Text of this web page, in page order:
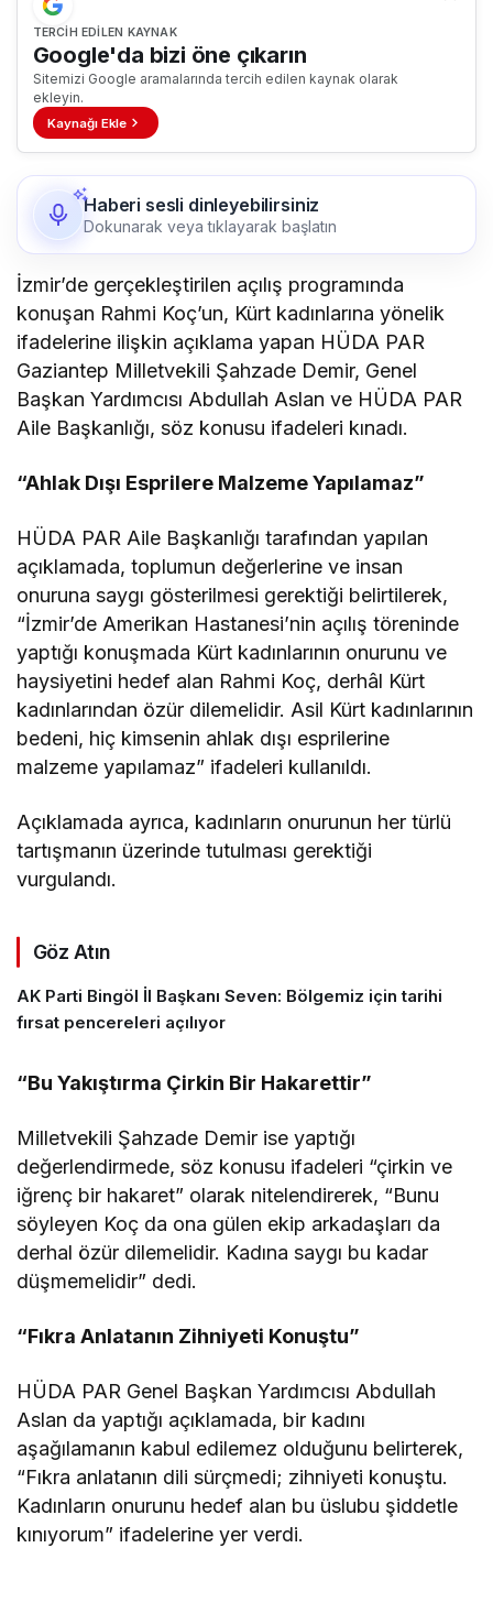
TERCIH EDILEN KAYNAK
Google'da bizi öne çıkarın
Sitemizi Google aramalarında tercih edilen kaynak olarak
ekleyin.
Kaynağı Ekle
Haberi sesli dinleyebilirsiniz
Dokunarak veya tıklayarak başlatın
İzmir’de gerçekleştirilen açılış programında
konuşan Rahmi Koç’un, Kürt kadınlarına yönelik
ifadelerine ilişkin açıklama yapan HÜDA PAR
Gaziantep Milletvekili Şahzade Demir, Genel
Başkan Yardımcısı Abdullah Aslan ve HÜDA PAR
Aile Başkanlığı, söz konusu ifadeleri kınadı.
“Ahlak Dışı Esprilere Malzeme Yapılamaz”
HÜDA PAR Aile Başkanlığı tarafından yapılan
açıklamada, toplumun değerlerine ve insan
onuruna saygı gösterilmesi gerektiği belirtilerek,
“İzmir’de Amerikan Hastanesi’nin açılış töreninde
yaptığı konuşmada Kürt kadınlarının onurunu ve
haysiyetini hedef alan Rahmi Koç, derhâl Kürt
kadınlarından özür dilemelidir. Asil Kürt kadınlarının
bedeni, hiç kimsenin ahlak dışı esprilerine
malzeme yapılamaz” ifadeleri kullanıldı.
Açıklamada ayrıca, kadınların onurunun her türlü
tartışmanın üzerinde tutulması gerektiği
vurgulandı.
Göz Atın
AK Parti Bingöl İl Başkanı Seven: Bölgemiz için tarihi
fırsat pencereleri açılıyor
“Bu Yakıştırma Çirkin Bir Hakarettir”
Milletvekili Şahzade Demir ise yaptığı
değerlendirmede, söz konusu ifadeleri “çirkin ve
iğrenç bir hakaret” olarak nitelendirerek, “Bunu
söyleyen Koç da ona gülen ekip arkadaşları da
derhal özür dilemelidir. Kadına saygı bu kadar
düşmemelidir” dedi.
“Fıkra Anlatanın Zihniyeti Konuştu”
HÜDA PAR Genel Başkan Yardımcısı Abdullah
Aslan da yaptığı açıklamada, bir kadını
aşağılamanın kabul edilemez olduğunu belirterek,
“Fıkra anlatanın dili sürçmedi; zihniyeti konuştu.
Kadınların onurunu hedef alan bu üslubu şiddetle
kınıyorum” ifadelerine yer verdi.